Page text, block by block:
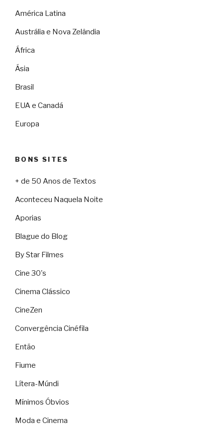
América Latina
Austrália e Nova Zelândia
África
Ásia
Brasil
EUA e Canadá
Europa
BONS SITES
+ de 50 Anos de Textos
Aconteceu Naquela Noite
Aporias
Blague do Blog
By Star Filmes
Cine 30's
Cinema Clássico
CineZen
Convergência Cinéfila
Então
Fiume
Lítera-Múndi
Mínimos Óbvios
Moda e Cinema